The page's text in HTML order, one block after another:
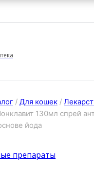
/ Для кошек /
130мл спрей
йода
препараты